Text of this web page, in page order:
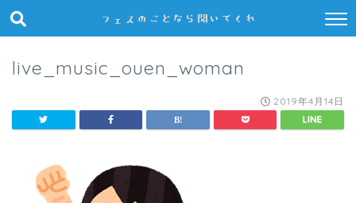
live_music_ouen_woman
2019年4月14日